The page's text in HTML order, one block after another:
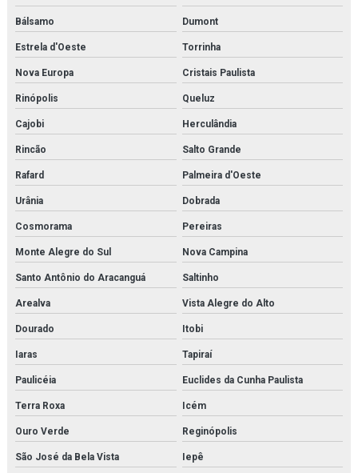
Bálsamo Dumont
Estrela d'Oeste Torrinha
Nova Europa Cristais Paulista
Rinópolis Queluz
Cajobi Herculândia
Rincão Salto Grande
Rafard Palmeira d'Oeste
Urânia Dobrada
Cosmorama Pereiras
Monte Alegre do Sul Nova Campina
Santo Antônio do Aracanguá Saltinho
Arealva Vista Alegre do Alto
Dourado Itobi
Iaras Tapiraí
Paulicéia Euclides da Cunha Paulista
Terra Roxa Icém
Ouro Verde Reginópolis
São José da Bela Vista Iepê